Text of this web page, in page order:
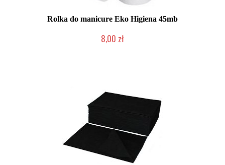
Rolka do manicure Eko Higiena 45mb
8,00 zł